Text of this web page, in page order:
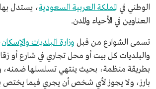
الوطني في المملكة العربية السعودية، يستدل
العناوين في الأحياء والمدن.
تسمى الشوارع من قبل وزارة البلديات والإسكان
والبلديات كل بيت أو محل تجاري في شارع أو
بطريقة منظمة، بحيث ينتهي تسلسلها ضمنه،
بارز، ولا يجوز لأي شخص أن يجري فيما يختص